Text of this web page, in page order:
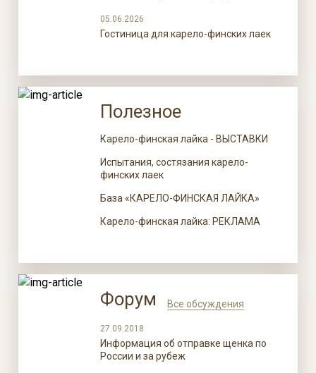
05.06.2026
Гостиница для карело-финских лаек
Полезное
Карело-финская лайка - ВЫСТАВКИ
Испытания, состязания карело-
финских лаек
База «КАРЕЛО-ФИНСКАЯ ЛАЙКА»
Карело-финская лайка: РЕКЛАМА
Форум Все обсуждения
27.09.2018
Информация об отправке щенка по
России и за рубеж